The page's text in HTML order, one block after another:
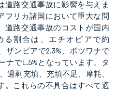
道路交通事故に影響を与えま
フリカ諸国において重大な問
道路交通事故のコストが国内
る割合は、エチオピアで約
ザンビアで2.3%、ボツワナで
ナで1.5%となっています。タ
過剰充填、充填不足、摩耗、
。これらの不具合はすべて適